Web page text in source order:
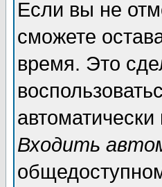
Если вы не
сможете
время. Это
Входить